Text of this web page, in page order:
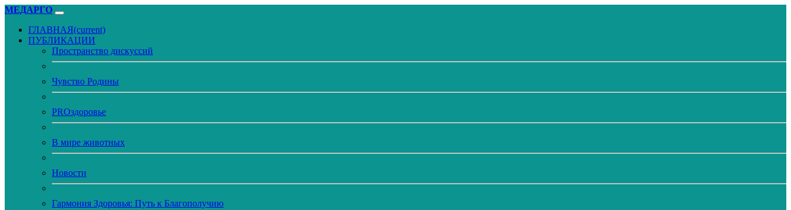
МЕДАРГО
ГЛАВНАЯ(current)
ПУБЛИКАЦИИ
Пространство дискуссий
Чувство Родины
PROздоровье
В мире животных
Новости
Гармония Здоровья: Путь к Благополучию